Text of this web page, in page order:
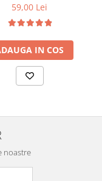
59,00 Lei
IN COS
noastre